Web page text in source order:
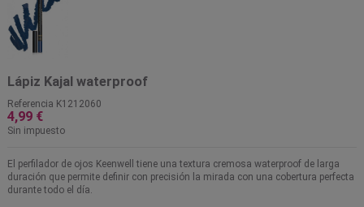
Lápiz Kajal waterproof
Referencia K1212060
4,99 €
Sin impuesto
El perfilador de ojos Keenwell tiene una textura cremosa waterproof de larga
duración que permite definir con precisión la mirada con una cobertura perfecta
durante todo el día.